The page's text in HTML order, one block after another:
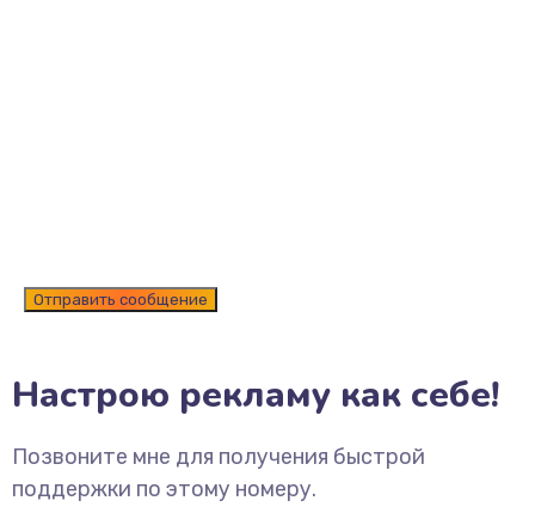
Настрою рекламу как себе!
Позвоните мне для получения быстрой
поддержки по этому номеру.